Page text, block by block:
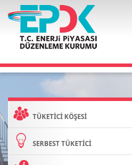
TÜKETİCİ KÖŞESİ
SERBEST TÜKETİCİ